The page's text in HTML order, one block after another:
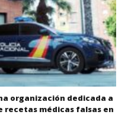
organización dedicada a
recetas médicas falsas en